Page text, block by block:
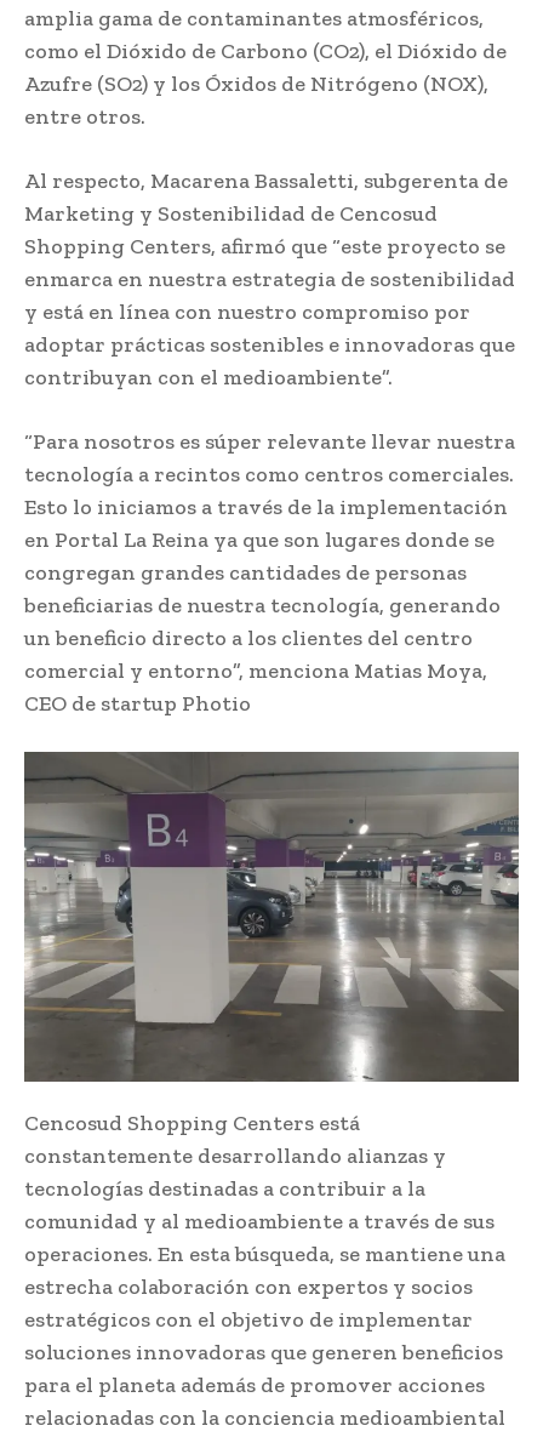
amplia gama de contaminantes atmosféricos,
como el Dióxido de Carbono (CO2), el Dióxido de
Azufre (SO2) y los Óxidos de Nitrógeno (NOX),
entre otros.
Al respecto, Macarena Bassaletti, subgerenta de
Marketing y Sostenibilidad de Cencosud
Shopping Centers, afirmó que “este proyecto se
enmarca en nuestra estrategia de sostenibilidad
y está en línea con nuestro compromiso por
adoptar prácticas sostenibles e innovadoras que
contribuyan con el medioambiente”.
“Para nosotros es súper relevante llevar nuestra
tecnología a recintos como centros comerciales.
Esto lo iniciamos a través de la implementación
en Portal La Reina ya que son lugares donde se
congregan grandes cantidades de personas
beneficiarias de nuestra tecnología, generando
un beneficio directo a los clientes del centro
comercial y entorno”, menciona Matias Moya,
CEO de startup Photio
Cencosud Shopping Centers está
constantemente desarrollando alianzas y
tecnologías destinadas a contribuir a la
comunidad y al medioambiente a través de sus
operaciones. En esta búsqueda, se mantiene una
estrecha colaboración con expertos y socios
estratégicos con el objetivo de implementar
soluciones innovadoras que generen beneficios
para el planeta además de promover acciones
relacionadas con la conciencia medioambiental